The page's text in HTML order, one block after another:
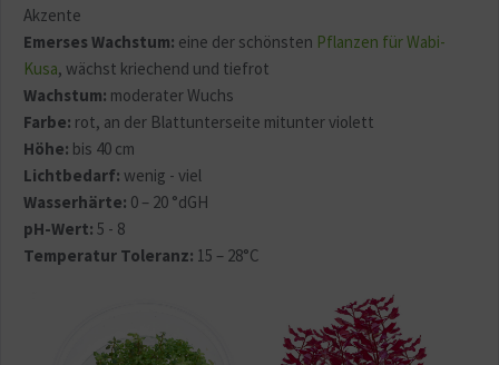
Akzente
Emerses Wachstum: eine der schönsten Pflanzen für Wabi-
Kusa, wächst kriechend und tiefrot
Wachstum: moderater Wuchs
Farbe: rot, an der Blattunterseite mitunter violett
Höhe: bis 40 cm
Lichtbedarf: wenig - viel
Wasserhärte: 0 – 20 °dGH
pH-Wert: 5 - 8
Temperatur Toleranz: 15 – 28°C